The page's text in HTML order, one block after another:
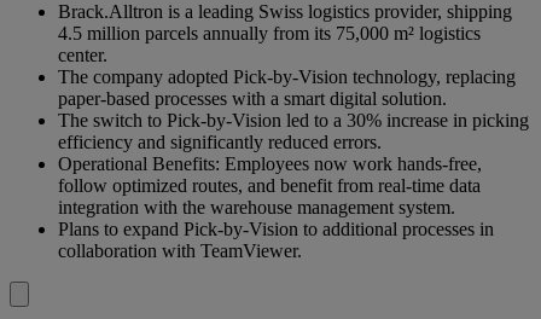
Brack.Alltron is a leading Swiss logistics provider, shipping
4.5 million parcels annually from its 75,000 m² logistics
center.
The company adopted Pick-by-Vision technology, replacing
paper-based processes with a smart digital solution.
The switch to Pick-by-Vision led to a 30% increase in picking
efficiency and significantly reduced errors.
Operational Benefits: Employees now work hands-free,
follow optimized routes, and benefit from real-time data
integration with the warehouse management system.
Plans to expand Pick-by-Vision to additional processes in
collaboration with TeamViewer.